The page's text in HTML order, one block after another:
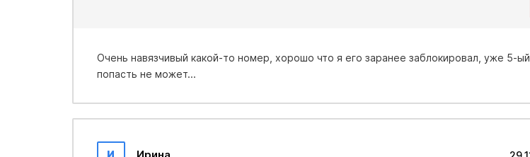
Очень навязчивый какой-то номер, хорошо что я его заранее заблокировал, уже 5-
попасть не может...